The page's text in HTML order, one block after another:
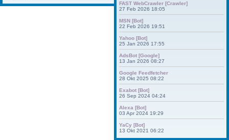
FAST WebCrawler [Crawler]
27 Feb 2026 18:05
MSN [Bot]
22 Feb 2026 19:51
Yahoo [Bot]
25 Jan 2026 17:55
AdsBot [Google]
13 Jan 2026 08:27
Google Feedfetcher
28 Okt 2025 08:22
Exabot [Bot]
26 Sep 2024 04:24
Alexa [Bot]
03 Apr 2024 19:29
YaCy [Bot]
13 Okt 2021 06:22